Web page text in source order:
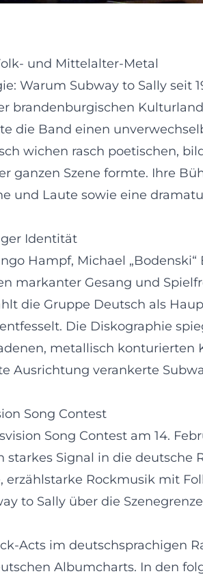
und Mittelalter-Metal
Warum Subway to Sally seit
brandenburgischen
die Band einen
wichen rasch poetischen,
ganzen Szene formte. Ihre
und Laute sowie eine
Identität
Hampf, Michael „Bodenski“
markanter Gesang und
die Gruppe Deutsch als
Die Diskographie
metallisch
Ausrichtung verankerte
Song Contest
Song Contest am 14.
Signal in die
erzählstarke Rockmusik mit
to Sally über die
Acts im deutschsprachigen
Albumcharts. In den